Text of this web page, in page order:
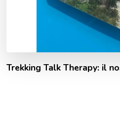
Trekking Talk Therapy: il